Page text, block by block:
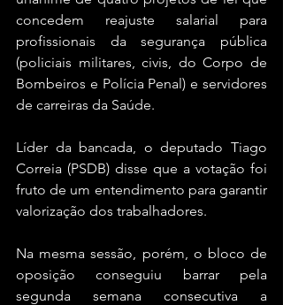
concedem reajuste salarial para
profissionais da segurança pública
(policiais militares, civis, do Corpo de
Bombeiros e Polícia Penal) e servidores
de carreiras da Saúde.
Líder da bancada, o deputado Tiago
Correia (PSDB) disse que a votação foi
fruto de um entendimento para garantir
valorização dos trabalhadores.
Na mesma sessão, porém, o bloco de
oposição conseguiu barrar pela
segunda semana consecutiva a